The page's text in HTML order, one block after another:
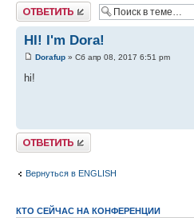
Ответить
HI! I'm Dora!
Dorafup » Сб апр 08, 2017 6:51 pm
hi!
Ответить
Вернуться в ENGLISH
КТО СЕЙЧАС НА КОНФЕРЕНЦИИ